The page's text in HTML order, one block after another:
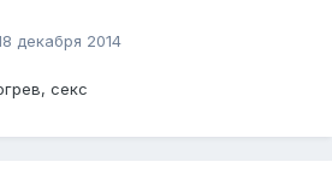
декабря 2014
секс